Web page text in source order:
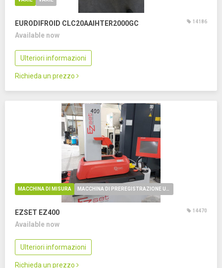
EURODIFROID CLC20AAIHTER2000GC 14186
Available now
Ulteriori informazioni
Richieda un prezzo
MACCHINA DI MISURA
EZSET EZ400 14470
Available now
Ulteriori informazioni
Richieda un prezzo